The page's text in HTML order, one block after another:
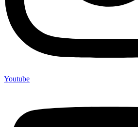
Youtube